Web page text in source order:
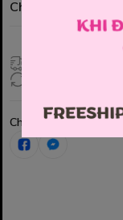
Chính sách đổi hàng
Chia sẻ